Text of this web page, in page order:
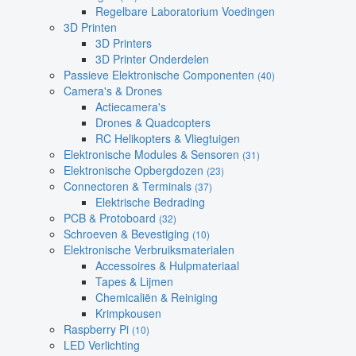
Regelbare Laboratorium Voedingen
3D Printen
3D Printers
3D Printer Onderdelen
Passieve Elektronische Componenten (40)
Camera's & Drones
Actiecamera's
Drones & Quadcopters
RC Helikopters & Vliegtuigen
Elektronische Modules & Sensoren (31)
Elektronische Opbergdozen (23)
Connectoren & Terminals (37)
Elektrische Bedrading
PCB & Protoboard (32)
Schroeven & Bevestiging (10)
Elektronische Verbruiksmaterialen
Accessoires & Hulpmateriaal
Tapes & Lijmen
Chemicaliën & Reiniging
Krimpkousen
Raspberry Pi (10)
LED Verlichting